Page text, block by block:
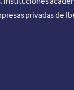
privadas de